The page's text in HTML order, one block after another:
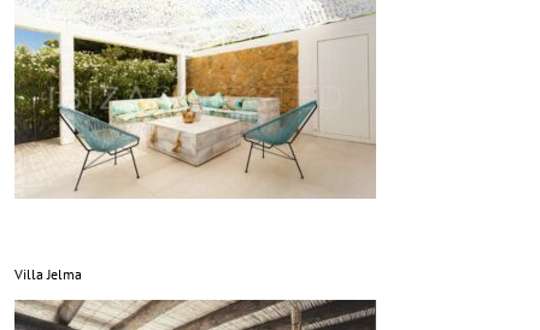
Villa Jelma